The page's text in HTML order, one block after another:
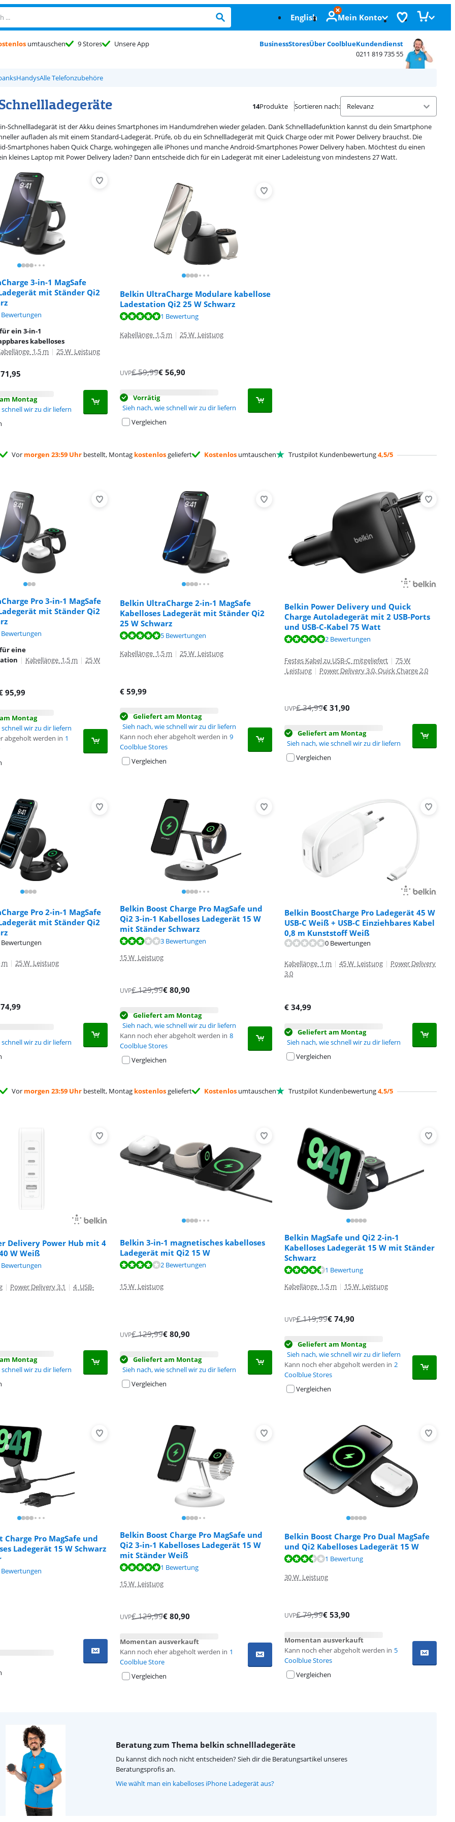
English Mein Konto
umtauschen 9 Stores
Unsere App
BusinessStoresÜber CoolblueKundendienst
0211 819 735 55
HandysAlle Telefonzubehöre
14Produkte Sortieren nach:
Schnellladegarät ist der Akku deines Smartphones im Handumdrehen wieder geladen. Dank Schnellladefunktion kannst du dein Smartphone
aufladen als mit einem Standard-Ladegerät. Prüfe, ob du ein Schnellladegerät mit Quick Charge oder mit Power Delivery brauchst. Die
Smartphones haben Quick Charge, wohingegen alle iPhones und manche Android-Smartphones Power Delivery haben. Möchtest du einen
kleines Laptop mit Power Delivery laden? Dann entscheide dich für ein Ladegerät mit einer Ladeleistung von mindestens 27 Watt.
3-in-1 MagSafe
mit Ständer Qi2
von 10, basierend auf 6 Bewertungen.
Bewertungen
ein 3-in-1
kabelloses
1,5 m | 25 W Leistung
71,95
Montag
schnell wir zu dir liefern
Belkin UltraCharge Modulare kabellose
Ladestation Qi2 25 W Schwarz
10, basierend auf 1 Bewertung.
1 Bewertung
Kabellänge 1,5 m | 25 W Leistung
UVP€59,99€ 56,90
Vorrätig
Sieh nach, wie schnell wir zu dir liefern
Vergleichen
Vor morgen 23:59 Uhrbestellt, Montag kostenlosgeliefert Kostenlosumtauschen Trustpilot Kundenbewertung4,5/5
Pro 3-in-1 MagSafe
mit Ständer Qi2
von 10, basierend auf 5 Bewertungen.
Bewertungen
eine
| Kabellänge 1,5 m | 25 W
95,99
Montag
schnell wir zu dir liefern
abgeholt werden in 1
Belkin UltraCharge 2-in-1 MagSafe
Kabelloses Ladegerät mit Ständer Qi2
25 W Schwarz
10, basierend auf 5 Bewertungen.
5 Bewertungen
Kabellänge 1,5 m | 25 W Leistung
€ 59,99
Geliefert am Montag
Sieh nach, wie schnell wir zu dir liefern
Kann noch eher abgeholt werden in 9
Coolblue Stores
Vergleichen
Belkin Power Delivery und Quick
Charge Autoladegerät mit 2 USB-Ports
und USB-C-Kabel 75 Watt
10, basierend auf 2 Bewertungen. 2 Bewertungen
Festes Kabel zu USB-C mitgeliefert | 75 W
Leistung | Power Delivery 3.0, Quick Charge 2.0
UVP€34,99€ 31,90
Geliefert am Montag
Sieh nach, wie schnell wir zu dir liefern
Vergleichen
Pro 2-in-1 MagSafe
mit Ständer Qi2
Bewertungen
m | 25 W Leistung
74,99
schnell wir zu dir liefern
Belkin Boost Charge Pro MagSafe und
Qi2 3-in-1 Kabelloses Ladegerät 15 W
mit Ständer Schwarz
von 10, basierend auf 3 Bewertungen.
3 Bewertungen
15 W Leistung
UVP€129,99€ 80,90
Geliefert am Montag
Sieh nach, wie schnell wir zu dir liefern
Kann noch eher abgeholt werden in 8
Coolblue Stores
Vergleichen
Belkin BoostCharge Pro Ladegerät 45 W
USB-C Weiß + USB-C Einziehbares Kabel
0,8 m Kunststoff Weiß
0 Bewertungen
Kabellänge 1 m | 45 W Leistung | Power Delivery
3.0
€ 34,99
Geliefert am Montag
Sieh nach, wie schnell wir zu dir liefern
Vergleichen
Vor morgen 23:59 Uhrbestellt, Montag kostenlosgeliefert Kostenlosumtauschen Trustpilot Kundenbewertung4,5/5
Delivery Power Hub mit 4
W Weiß
von 10, basierend auf 4 Bewertungen.
Bewertungen
| Power Delivery 3.1 | 4 USB-
Montag
schnell wir zu dir liefern
Belkin 3-in-1 magnetisches kabelloses
Ladegerät mit Qi2 15 W
von 10, basierend auf 2 Bewertungen. 2 Bewertungen
15 W Leistung
UVP€129,99€ 80,90
Geliefert am Montag
Sieh nach, wie schnell wir zu dir liefern
Vergleichen
Belkin MagSafe und Qi2 2-in-1
Kabelloses Ladegerät 15 W mit Ständer
Schwarz
von 10, basierend auf 1 Bewertung.
1 Bewertung
Kabellänge 1,5 m | 15 W Leistung
UVP€119,99€ 74,90
Geliefert am Montag
Sieh nach, wie schnell wir zu dir liefern
Kann noch eher abgeholt werden in 2
Coolblue Stores
Vergleichen
Charge Pro MagSafe und
Ladegerät 15 W Schwarz
von 10, basierend auf 5 Bewertungen.
Bewertungen
Belkin Boost Charge Pro MagSafe und
Qi2 3-in-1 Kabelloses Ladegerät 15 W
mit Ständer Weiß
von 10, basierend auf 1 Bewertung.
1 Bewertung
15 W Leistung
UVP€129,99€ 80,90
Momentan ausverkauft
Kann noch eher abgeholt werden in 1
Coolblue Store
Vergleichen
Belkin Boost Charge Pro Dual MagSafe
und Qi2 Kabelloses Ladegerät 15 W
von 10, basierend auf 1 Bewertung.
1 Bewertung
30 W Leistung
UVP€79,99€ 53,90
Momentan ausverkauft
Kann noch eher abgeholt werden in 5
Coolblue Stores
Vergleichen
Beratung zum Thema belkin schnellladegeräte
Du kannst dich noch nicht entscheiden? Sieh dir die Beratungsartikel unseres
Beratungsprofis an.
Wie wählt man ein kabelloses iPhone Ladegerät aus?